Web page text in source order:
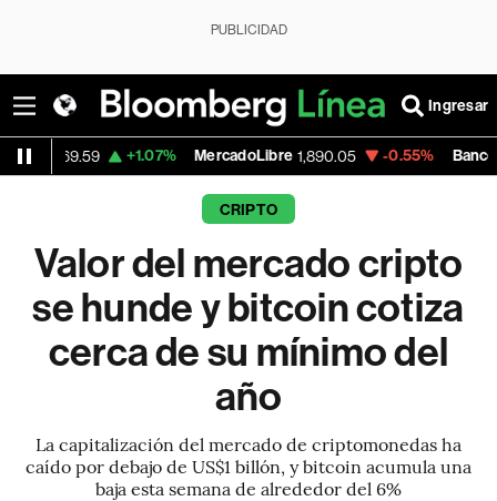
PUBLICIDAD
Ingresar
+1.07% MercadoLibre 1,890.05 -0.55% Banco de Bogota
CRIPTO
Valor del mercado cripto
se hunde y bitcoin cotiza
cerca de su mínimo del
año
La capitalización del mercado de criptomonedas ha
caído por debajo de US$1 billón, y bitcoin acumula una
baja esta semana de alrededor del 6%